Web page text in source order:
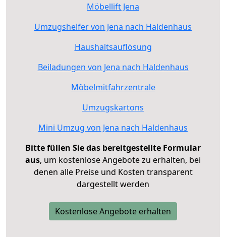
Möbellift Jena
Umzugshelfer von Jena nach Haldenhaus
Haushaltsauflösung
Beiladungen von Jena nach Haldenhaus
Möbelmitfahrzentrale
Umzugskartons
Mini Umzug von Jena nach Haldenhaus
Bitte füllen Sie das bereitgestellte Formular
aus, um kostenlose Angebote zu erhalten, bei
denen alle Preise und Kosten transparent
dargestellt werden
Kostenlose Angebote erhalten